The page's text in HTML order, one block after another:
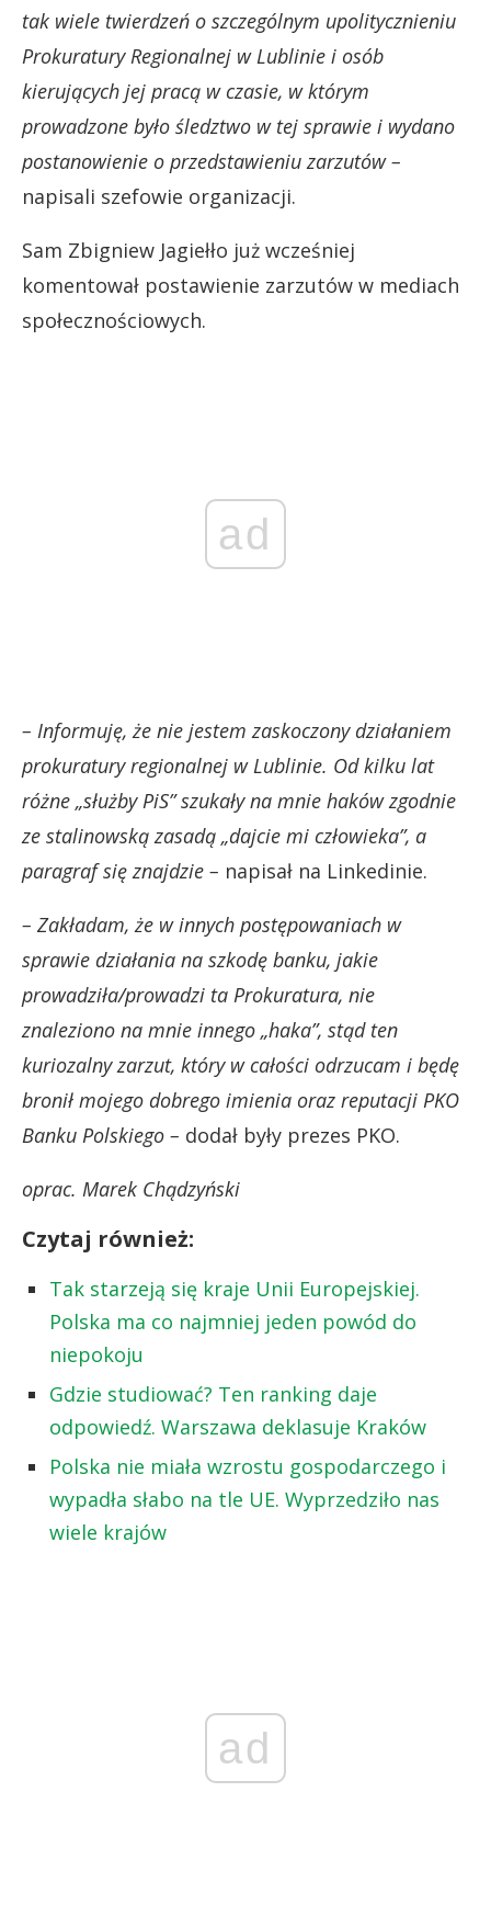
tak wiele twierdzeń o szczególnym upolitycznieniu
Prokuratury Regionalnej w Lublinie i osób
kierujących jej pracą w czasie, w którym
prowadzone było śledztwo w tej sprawie i wydano
postanowienie o przedstawieniu zarzutów –
napisali szefowie organizacji.
Sam Zbigniew Jagiełło już wcześniej
komentował postawienie zarzutów w mediach
społecznościowych.
ad
– Informuję, że nie jestem zaskoczony działaniem
prokuratury regionalnej w Lublinie. Od kilku lat
różne „służby PiS” szukały na mnie haków zgodnie
ze stalinowską zasadą „dajcie mi człowieka”, a
paragraf się znajdzie – napisał na Linkedinie.
– Zakładam, że w innych postępowaniach w
sprawie działania na szkodę banku, jakie
prowadziła/prowadzi ta Prokuratura, nie
znaleziono na mnie innego „haka”, stąd ten
kuriozalny zarzut, który w całości odrzucam i będę
bronił mojego dobrego imienia oraz reputacji PKO
Banku Polskiego – dodał były prezes PKO.
oprac. Marek Chądzyński
Czytaj również:
Tak starzeją się kraje Unii Europejskiej.
Polska ma co najmniej jeden powód do
niepokoju
Gdzie studiować? Ten ranking daje
odpowiedź. Warszawa deklasuje Kraków
Polska nie miała wzrostu gospodarczego i
wypadła słabo na tle UE. Wyprzedziło nas
wiele krajów
ad